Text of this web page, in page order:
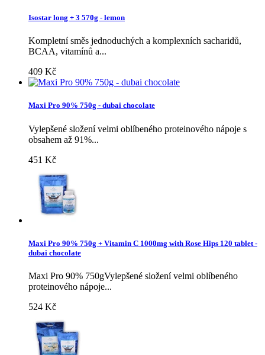
Isostar long + 3 570g - lemon
Kompletní směs jednoduchých a komplexních sacharidů,
BCAA, vitamínů a...
409 Kč
Maxi Pro 90% 750g - dubai chocolate
Vylepšené složení velmi oblíbeného proteinového nápoje s
obsahem až 91%...
451 Kč
Maxi Pro 90% 750g + Vitamin C 1000mg with Rose Hips 120 tablet -
dubai chocolate
Maxi Pro 90% 750gVylepšené složení velmi oblíbeného
proteinového nápoje...
524 Kč